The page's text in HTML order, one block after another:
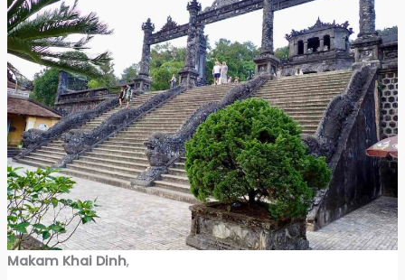
Makam Khai Dinh,